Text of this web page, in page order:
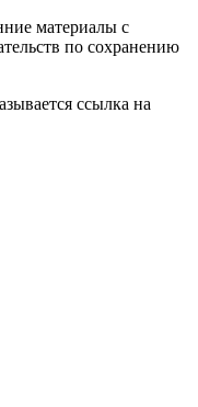
материалы с
по сохранению
ссылка на